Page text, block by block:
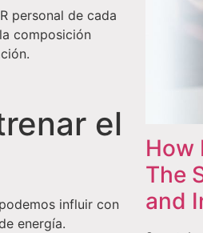
personal de cada
composición
el
influir con
energía.
How
The
and